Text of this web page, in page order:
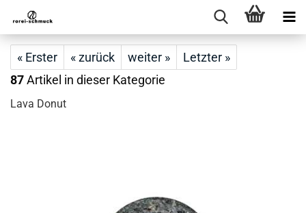
« Erster « zurück weiter »
Letzter »
87Artikel in dieser Kategorie
Lava Donut